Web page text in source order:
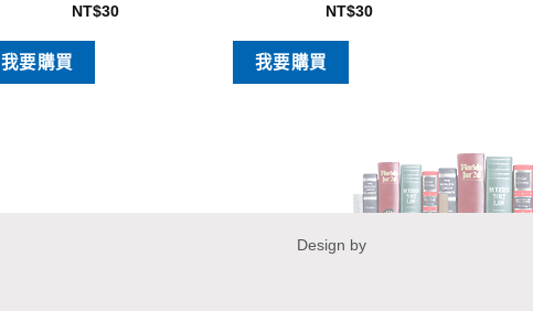
NT$30
我要購買
NT$30
我要購買
Design by